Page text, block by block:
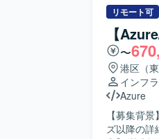
リモート可
【
〜
港区（
インフ
Azure
【募集背
ズ以降の詳